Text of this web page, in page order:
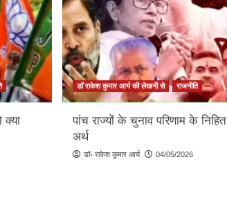
क्या
डॉ राकेश कुमार आर्य की लेखनी से राजनीति
पांच राज्यों के चुनाव परिणाम के निहित
अर्थ
डॉ॰ राकेश कुमार आर्य 04/05/2026